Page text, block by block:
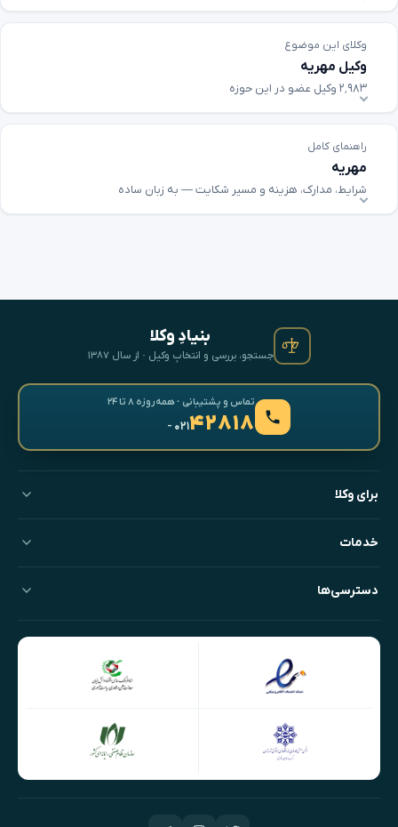
وکلای این موضوع
وکیل مهریه
۲٬۹۸۳ وکیل عضو در این حوزه
راهنمای کامل
مهریه
شرایط، مدارک، هزینه و مسیر شکایت — به زبان ساده
بنیادِ وکلا
جستجو، بررسی و انتخابِ وکیل · از سال ۱۳۸۷
تماس و پشتیبانی · همه‌روزه ۸ تا ۲۴
۴۲۸۱۸- ۰۲۱
برای وکلا
خدمات
دسترسی‌ها